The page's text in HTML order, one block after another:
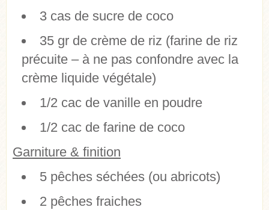
3 cas de sucre de coco
35 gr de crème de riz (farine de riz
précuite – à ne pas confondre avec la
crème liquide végétale)
1/2 cac de vanille en poudre
1/2 cac de farine de coco
Garniture & finition
5 pêches séchées (ou abricots)
2 pêches fraiches